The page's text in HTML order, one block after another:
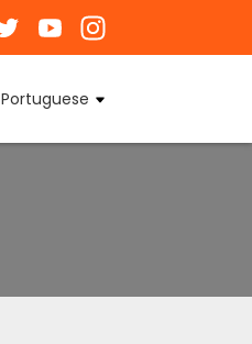
Portuguese